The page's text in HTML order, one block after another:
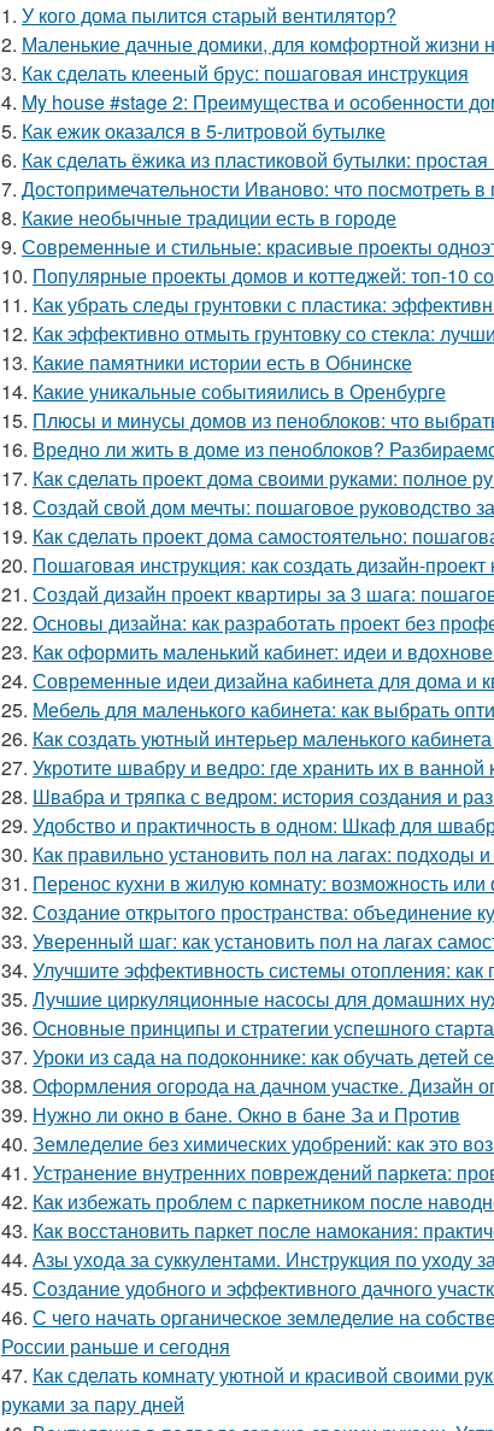
1. У кого дома пылитcя cтарый вентилятор?
2. Маленькие дачные домики, для комфортной жизни
3. Как сделать клееный брус: пошаговая инструкция
4. My house #stage 2: Преимущества и особенности
5. Как ежик оказался в 5-литровой бутылке
6. Как сделать ёжика из пластиковой бутылки:
7. Достопримечательности Иваново: что посмотреть
8. Какие необычные традиции есть в городе
9. Современные и стильные: красивые проекты
10. Популярные проекты домов и коттеджей: топ-10
11. Как убрать следы грунтовки с пластика:
12. Как эффективно отмыть грунтовку со стекла:
13. Какие памятники истории есть в Обнинске
14. Какие уникальные событияились в Оренбурге
15. Плюсы и минусы домов из пеноблоков: что
16. Вредно ли жить в доме из пеноблоков?
17. Как сделать проект дома своими руками: полное
18. Создай свой дом мечты: пошаговое руководство
19. Как сделать проект дома самостоятельно:
20. Пошаговая инструкция: как создать дизайн-
21. Создай дизайн проект квартиры за 3 шага:
22. Основы дизайна: как разработать проект без
23. Как оформить маленький кабинет: идеи и
24. Современные идеи дизайна кабинета для дома и
25. Мебель для маленького кабинета: как выбрать
26. Как создать уютный интерьер маленького
27. Укротите швабру и ведро: где хранить их в ванной
28. Швабра и тряпка с ведром: история создания и
29. Удобство и практичность в одном: Шкаф для
30. Как правильно установить пол на лагах: подходы
31. Перенос кухни в жилую комнату: возможность или
32. Создание открытого пространства: объединение
33. Уверенный шаг: как установить пол на лагах
34. Улучшите эффективность системы отопления:
35. Лучшие циркуляционные насосы для домашних
36. Основные принципы и стратегии успешного
37. Уроки из сада на подоконнике: как обучать детей
38. Оформления огорода на дачном участке. Дизайн
39. Нужно ли окно в бане. Окно в бане За и Против
40. Земледелие без химических удобрений: как это
41. Устранение внутренних повреждений паркета:
42. Как избежать проблем с паркетником после
43. Как восстановить паркет после намокания:
44. Азы ухода за суккулентами. Инструкция по уходу
45. Создание удобного и эффективного дачного
46. С чего начать органическое земледелие на
России раньше и сегодня
47. Как сделать комнату уютной и красивой своими
руками за пару дней